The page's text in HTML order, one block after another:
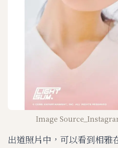
Image
出道照片中，可以看到相雅